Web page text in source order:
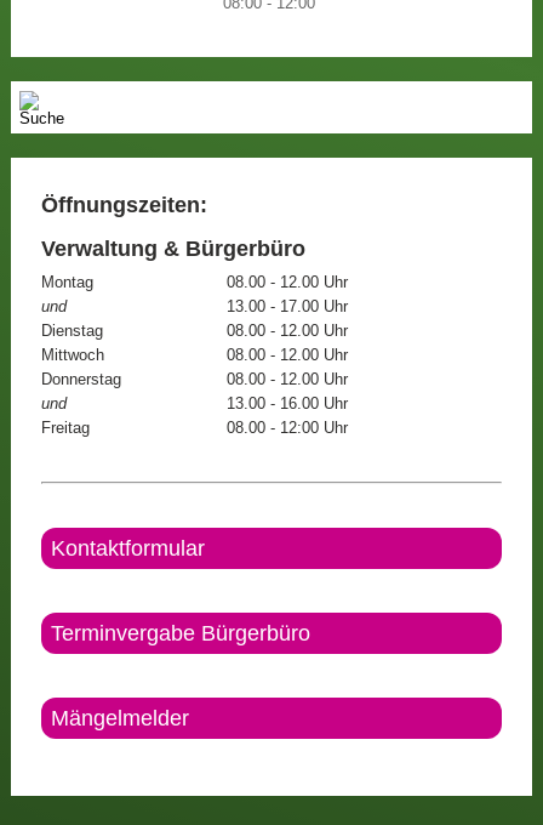
Öffnungszeiten:
Verwaltung & Bürgerbüro
Montag
08.00 - 12.00 Uhr
und
13.00 - 17.00 Uhr
Dienstag
08.00 - 12.00 Uhr
Mittwoch
08.00 - 12.00 Uhr
Donnerstag
08.00 - 12.00 Uhr
und
13.00 - 16.00 Uhr
Freitag
08.00 - 12:00 Uhr
Kontaktformular
Terminvergabe Bürgerbüro
Mängelmelder